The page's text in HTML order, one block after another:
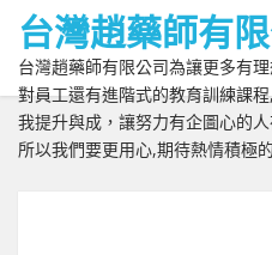
台灣趙藥師有
台灣趙藥師有限公司為讓更多有
對員工還有進階式的教育訓練課
我提升與成，讓努力有企圖心的
所以我們要更用心,期待熱情積極